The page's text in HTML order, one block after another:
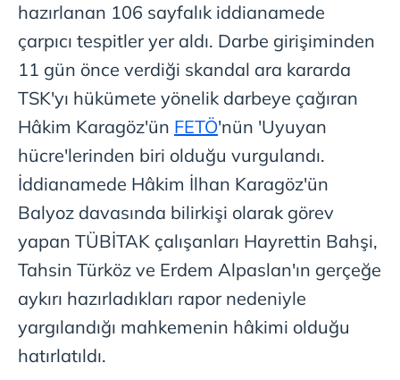
hazırlanan 106 sayfalık iddianamede
çarpıcı tespitler yer aldı. Darbe girişiminden
11 gün önce verdiği skandal ara kararda
TSK'yı hükümete yönelik darbeye çağıran
Hâkim Karagöz'ün FETÖ'nün 'Uyuyan
hücre'lerinden biri olduğu vurgulandı.
İddianamede Hâkim İlhan Karagöz'ün
Balyoz davasında bilirkişi olarak görev
yapan TÜBİTAK çalışanları Hayrettin Bahşi,
Tahsin Türköz ve Erdem Alpaslan'ın gerçeğe
aykırı hazırladıkları rapor nedeniyle
yargılandığı mahkemenin hâkimi olduğu
hatırlatıldı.